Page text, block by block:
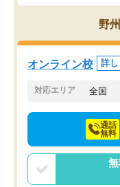
野
オンライン校 詳
対応エリア 全国
通話
無料